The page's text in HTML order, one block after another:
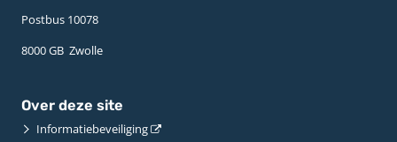
Postbus 10078 ­
8000 GB ­ Zwolle
Over deze site
Informatiebeveiliging